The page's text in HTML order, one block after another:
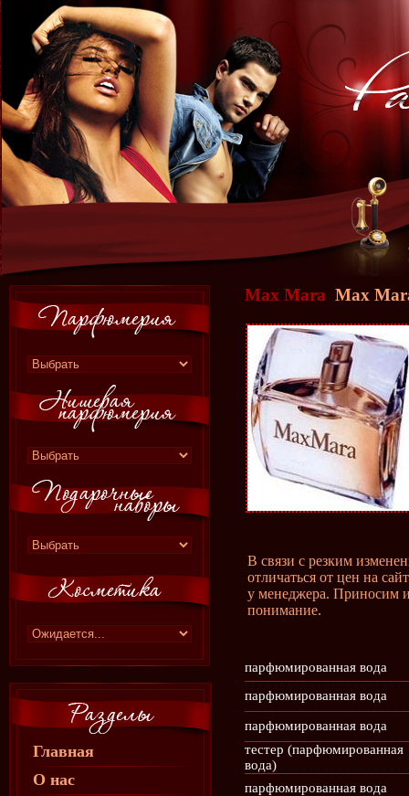
Главная
О нас
Max Mara Max
В связи с резким
отличаться от цен на
у менеджера. Приносим
понимание.
парфюмированная вода
парфюмированная вода
парфюмированная вода
тестер (парфюмированная
вода)
парфюмированная вода